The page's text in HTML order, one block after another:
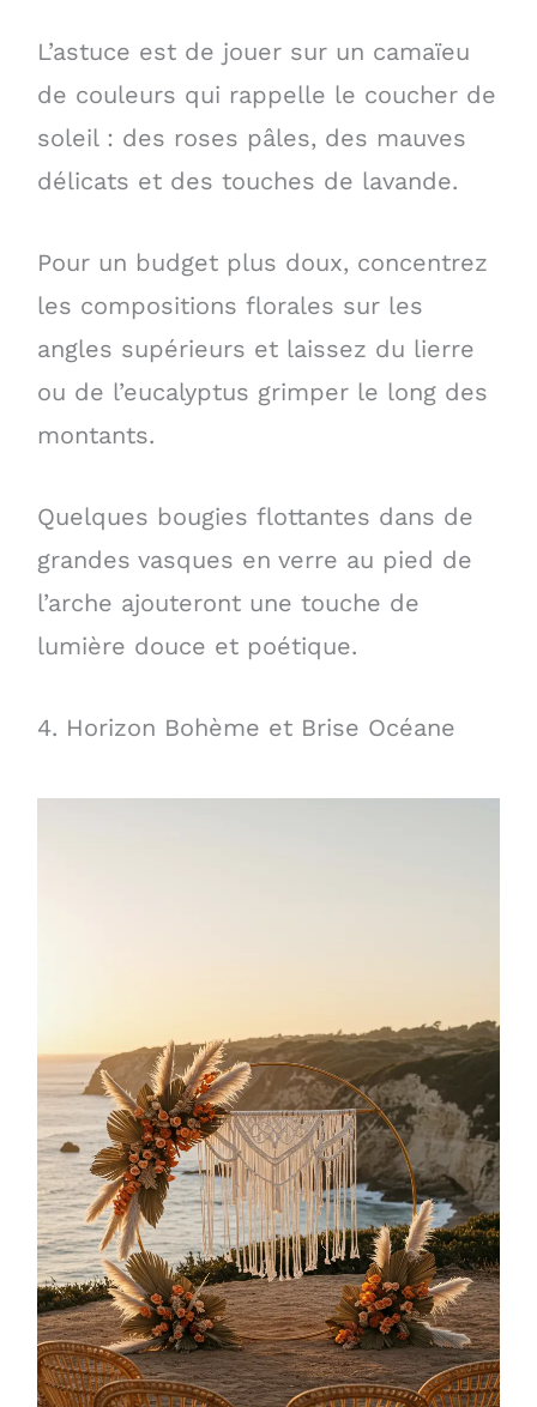
L’astuce est de jouer sur un camaïeu
de couleurs qui rappelle le coucher de
soleil : des roses pâles, des mauves
délicats et des touches de lavande.
Pour un budget plus doux, concentrez
les compositions florales sur les
angles supérieurs et laissez du lierre
ou de l’eucalyptus grimper le long des
montants.
Quelques bougies flottantes dans de
grandes vasques en verre au pied de
l’arche ajouteront une touche de
lumière douce et poétique.
4. Horizon Bohème et Brise Océane